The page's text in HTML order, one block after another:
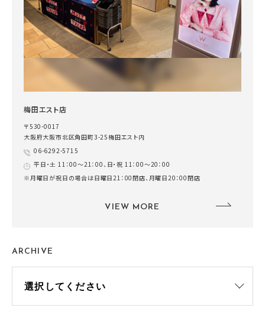
梅田エスト店
〒530-0017
大阪府大阪市北区角田町3-25梅田エスト内
06-6292-5715
平日・土 11：00～21：00、日・祝 11：00～20：00
※月曜日が祝日の場合は日曜日21：00閉店、月曜日20：00閉店
VIEW MORE
ARCHIVE